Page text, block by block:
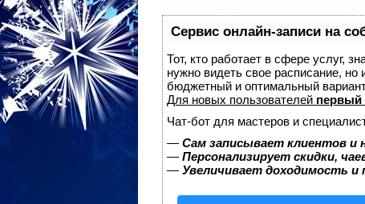
Сервис онлайн-записи на
Тот, кто работает в сфере услуг,
нужно видеть свое расписание,
бюджетный и оптимальный
Для новых пользователей первый
Чат-бот для мастеров и
— Сам записывает клиентов и
— Персонализирует скидки,
— Увеличивает доходимость